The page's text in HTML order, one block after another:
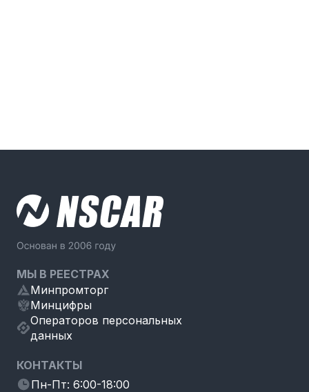
МЫ В РЕЕСТРАХ
Минпромторг
Минцифры
Операторов персональных
данных
КОНТАКТЫ
Пн-Пт: 6:00-18:00